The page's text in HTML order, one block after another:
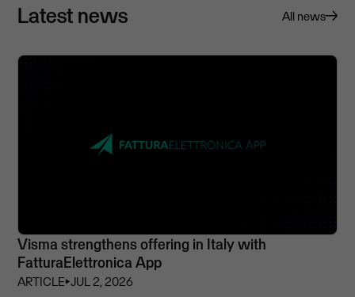
Latest news All news
Visma strengthens offering in Italy with
FatturaElettronica App
ARTICLE⏵JUL 2, 2026